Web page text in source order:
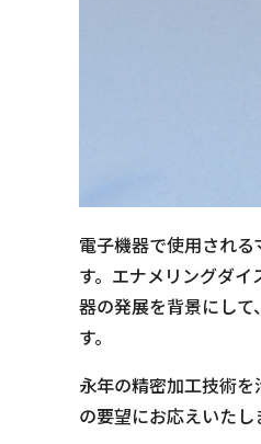
電子機器で使用され
す。エナメリングダ
器の発展を背景にし
す。
永年の精密加工技術
の要望にお応えいたし